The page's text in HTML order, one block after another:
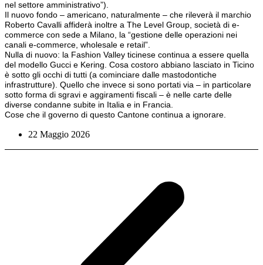
nel settore amministrativo”).
Il nuovo fondo – americano, naturalmente – che rileverà il marchio
Roberto Cavalli affiderà inoltre a The Level Group, società di e-
commerce con sede a Milano, la “gestione delle operazioni nei
canali e-commerce, wholesale e retail”.
Nulla di nuovo: la Fashion Valley ticinese continua a essere quella
del modello Gucci e Kering. Cosa costoro abbiano lasciato in Ticino
è sotto gli occhi di tutti (a cominciare dalle mastodontiche
infrastrutture). Quello che invece si sono portati via – in particolare
sotto forma di sgravi e aggiramenti fiscali – è nelle carte delle
diverse condanne subite in Italia e in Francia.
Cose che il governo di questo Cantone continua a ignorare.
22 Maggio 2026